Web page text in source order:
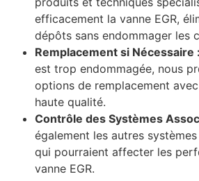
efficacement la vanne EGR,
dépôts sans endommager les
Remplacement si Nécessaire :
est trop endommagée, nous
options de remplacement
haute qualité.
Contrôle des Systèmes
également les autres
qui pourraient affecter les
vanne EGR.